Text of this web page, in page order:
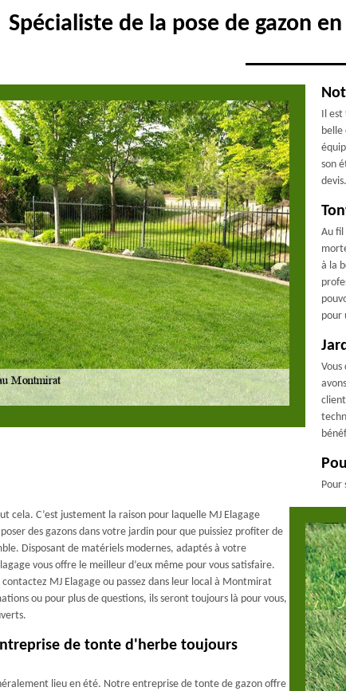
Spécialiste de la pose de gazon
Il est
belle
son
Au fil
à la
pour
Pour
cela. C’est justement la raison pour laquelle MJ Elagage
des gazons dans votre jardin pour que puissiez profiter de
Disposant de matériels modernes, adaptés à votre
vous offre le meilleur d’eux même pour vous satisfaire.
MJ Elagage ou passez dans leur local à Montmirat
ou pour plus de questions, ils seront toujours là pour vous,
de tonte d'herbe toujours
lieu en été. Notre entreprise de tonte de gazon offre